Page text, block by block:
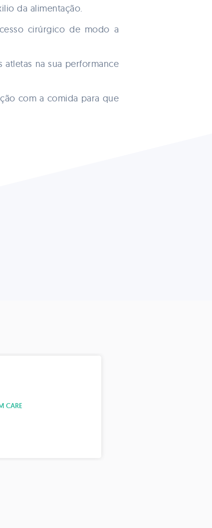
da alimentação.
cirúrgico de modo a
na sua performance
com a comida para que
CARE